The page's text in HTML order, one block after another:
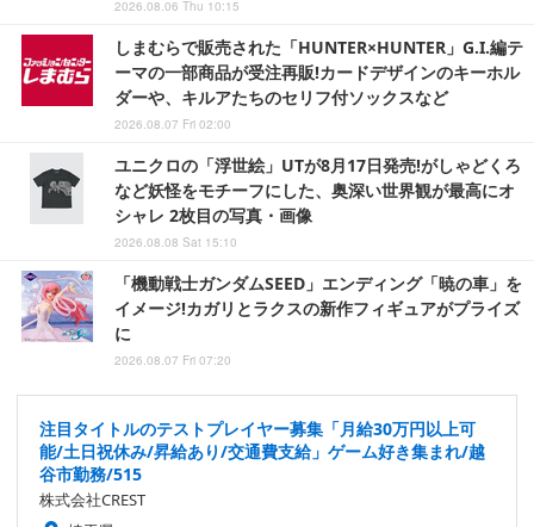
2026.08.06 Thu 10:15
しまむらで販売された「HUNTER×HUNTER」G.I.編テ
ーマの一部商品が受注再販!カードデザインのキーホル
ダーや、キルアたちのセリフ付ソックスなど
2026.08.07 Fri 02:00
ユニクロの「浮世絵」UTが8月17日発売!がしゃどくろ
など妖怪をモチーフにした、奥深い世界観が最高にオ
シャレ 2枚目の写真・画像
2026.08.08 Sat 15:10
「機動戦士ガンダムSEED」エンディング「暁の車」を
イメージ!カガリとラクスの新作フィギュアがプライズ
に
2026.08.07 Fri 07:20
注目タイトルのテストプレイヤー募集「月給30万円以上可
能/土日祝休み/昇給あり/交通費支給」ゲーム好き集まれ/越
谷市勤務/515
株式会社CREST